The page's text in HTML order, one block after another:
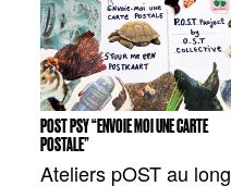
POST PSY “ENVOIE MOI UNE CARTE
POSTALE”
Ateliers pOST au long